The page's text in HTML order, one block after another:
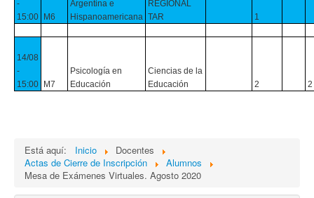
-
15:00
M6
Argentina e
Hispanoamericana
REGIONAL
TAR
1
14/08
-
15:00
M7
Psicología en
Educación
Ciencias de la
Educación
2 2
Está aquí: Inicio
Docentes
Actas de Cierre de Inscripción
Alumnos
Mesa de Exámenes Virtuales. Agosto 2020